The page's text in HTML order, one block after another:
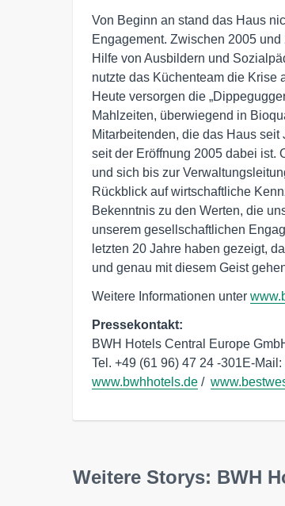
Von Beginn an stand das Haus
Engagement. Zwischen 2005
Hilfe von Ausbildern und
nutzte das Küchenteam die Krise
Heute versorgen die
Mahlzeiten, überwiegend in
Mitarbeitenden, die das Haus
seit der Eröffnung 2005 dabei ist.
und sich bis zur
Rückblick auf wirtschaftliche
Bekenntnis zu den Werten, die
unserem gesellschaftlichen
letzten 20 Jahre haben gezeigt,
und genau mit diesem Geist
Weitere Informationen unter
Pressekontakt:
BWH Hotels Central Europe
Tel. +49 (61 96) 47 24 -301E-Mail:
www.bwhhotels.de /
Weitere Storys: BWH